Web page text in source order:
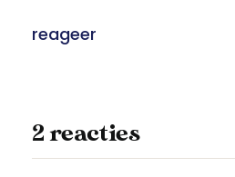
reageer
2 reacties